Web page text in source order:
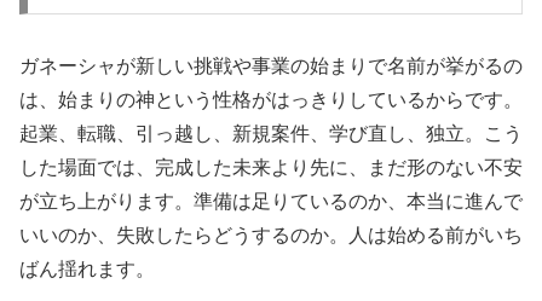
ガネーシャが新しい挑戦や事業の始まりで名前が挙がるの
は、始まりの神という性格がはっきりしているからです。
起業、転職、引っ越し、新規案件、学び直し、独立。こう
した場面では、完成した未来より先に、まだ形のない不安
が立ち上がります。準備は足りているのか、本当に進んで
いいのか、失敗したらどうするのか。人は始める前がいち
ばん揺れます。